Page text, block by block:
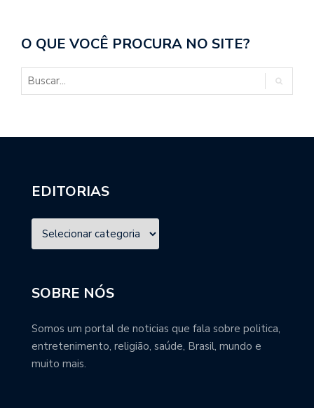
O QUE VOCÊ PROCURA NO SITE?
EDITORIAS
SOBRE NÓS
Somos um portal de noticias que fala sobre politica,
entretenimento, religião, saúde, Brasil, mundo e
muito mais.